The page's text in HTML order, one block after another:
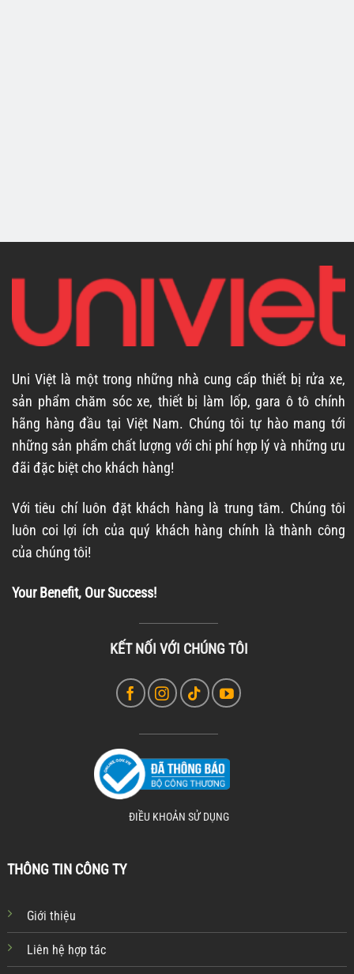
Uni Việt là một trong những nhà cung cấp thiết bị rửa xe,
sản phẩm chăm sóc xe, thiết bị làm lốp, gara ô tô chính
hãng hàng đầu tại Việt Nam. Chúng tôi tự hào mang tới
những sản phẩm chất lượng với chi phí hợp lý và những ưu
đãi đặc biệt cho khách hàng!
Với tiêu chí luôn đặt khách hàng là trung tâm. Chúng tôi
luôn coi lợi ích của quý khách hàng chính là thành công
của chúng tôi!
Your Benefit, Our Success!
KẾT NỐI VỚI CHÚNG TÔI
ĐIỀU KHOẢN SỬ DỤNG
THÔNG TIN CÔNG TY
Giới thiệu
Liên hệ hợp tác